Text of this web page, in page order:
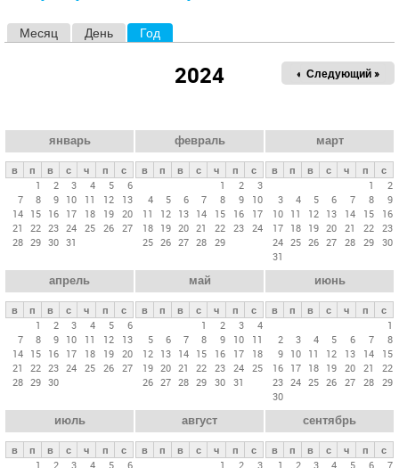
е
в
л
а
д
к
и
Месяц День Год
2024 « Пред.
Следующий »
январь
в п в с ч п
с
1
2 3 4 5
6
7
8 9 10 11 12
13
14 15 16 17 18 19 20
21
22 23 24 25 26 27
28 29 30 31
февраль
в п в с ч п
с
1
2
3
4
5 6 7 8 9
10
11
12 13 14 15 16
17
18 19 20 21 22 23 24
25 26 27 28 29
март
в п в с ч п
с
1
2
3
4 5 6 7 8
9
10 11 12 13 14 15
16
17 18 19 20 21 22 23
24 25 26 27 28 29 30
31
апрель
в п в с ч п
с
1
2 3 4 5
6
7
8 9 10 11 12
13
14 15 16 17 18 19 20
21
22 23 24 25 26 27
28 29 30
май
в п в с ч п
с
1
2 3
4
5
6 7 8 9 10
11
12 13 14 15 16 17
18
19 20 21 22 23 24 25
26 27 28 29 30 31
июнь
в п в с ч п
с
1
2
3 4 5 6 7
8
9 10 11 12 13 14
15
16 17 18 19 20 21
22
23 24 25 26 27 28 29
30
июль
в п в с ч п
с
1
2 3 4 5 6
август
в п в с ч п
с
1
2 3
сентябрь
в п в с ч п
с
1
2 3 4 5 6 7